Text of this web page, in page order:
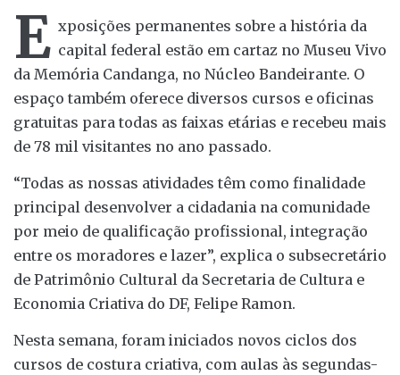
E xposições permanentes sobre a história da
capital federal estão em cartaz no Museu Vivo
da Memória Candanga, no Núcleo Bandeirante. O
espaço também oferece diversos cursos e oficinas
gratuitas para todas as faixas etárias e recebeu mais
de 78 mil visitantes no ano passado.
“Todas as nossas atividades têm como finalidade
principal desenvolver a cidadania na comunidade
por meio de qualificação profissional, integração
entre os moradores e lazer”, explica o subsecretário
de Patrimônio Cultural da Secretaria de Cultura e
Economia Criativa do DF, Felipe Ramon.
Nesta semana, foram iniciados novos ciclos dos
cursos de costura criativa, com aulas às segundas-